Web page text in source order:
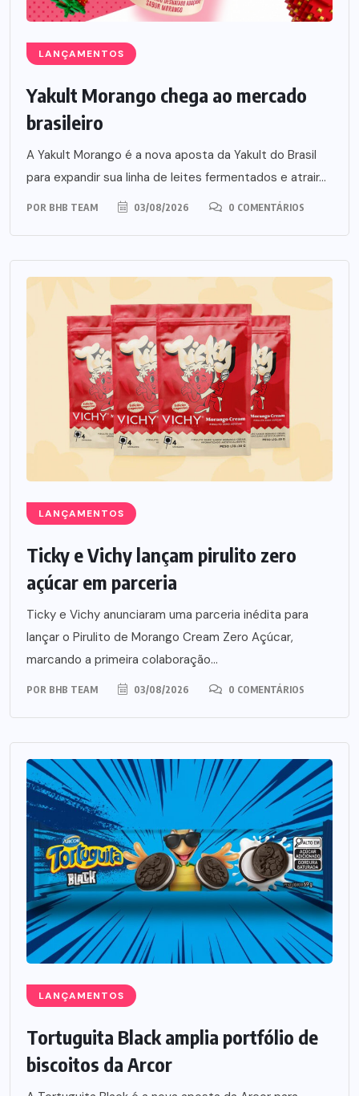
LANÇAMENTOS
Yakult Morango chega ao mercado
brasileiro
A Yakult Morango é a nova aposta da Yakult do Brasil
para expandir sua linha de leites fermentados e atrair...
POR BHB TEAM 03/08/2026 0 COMENTÁRIOS
LANÇAMENTOS
Ticky e Vichy lançam pirulito zero
açúcar em parceria
Ticky e Vichy anunciaram uma parceria inédita para
lançar o Pirulito de Morango Cream Zero Açúcar,
marcando a primeira colaboração...
POR BHB TEAM 03/08/2026 0 COMENTÁRIOS
LANÇAMENTOS
Tortuguita Black amplia portfólio de
biscoitos da Arcor